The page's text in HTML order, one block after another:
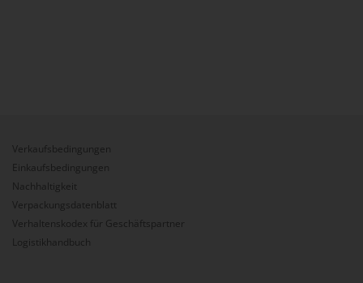
Verkaufsbedingungen
Einkaufsbedingungen
Nachhaltigkeit
Verpackungsdatenblatt
Verhaltenskodex für Geschäftspartner
Logistikhandbuch